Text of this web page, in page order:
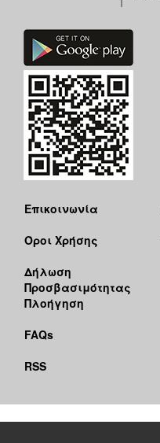
Επικοινωνία
Όροι Χρήσης
Δήλωση
Προσβασιμότητας
Πλοήγηση
FAQs
RSS